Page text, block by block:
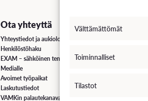
Välttämättömät
Toiminnalliset
Tilastot
Ota yhteyttä
Yhteystiedot ja aukioloajat
Henkilöstöhaku
EXAM – sähköinen tenttipalvelu
Medialle
Avoimet työpaikat
Laskutustiedot
VAMKin palautekanava